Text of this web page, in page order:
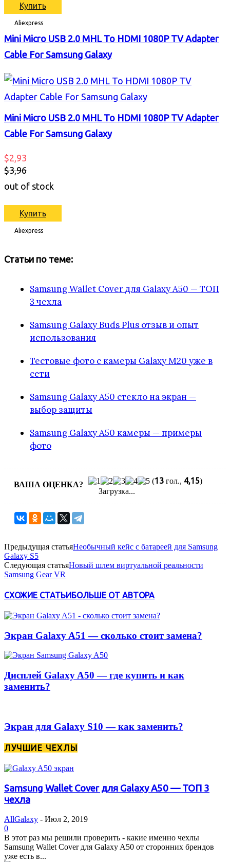
Купить
Aliexpress
Mini Micro USB 2.0 MHL To HDMI 1080P TV Adapter
Cable For Samsung Galaxy
Mini Micro USB 2.0 MHL To HDMI 1080P TV Adapter
Cable For Samsung Galaxy
$2,93
$3,96
out of stock
Купить
Aliexpress
Статьи по теме:
Samsung Wallet Cover для Galaxy A50 — ТОП
3 чехла
Samsung Galaxy Buds Plus отзыв и опыт
использования
Тестовые фото с камеры Galaxy M20 уже в
сети
Samsung Galaxy A50 стекло на экран —
выбор защиты
Samsung Galaxy A50 камеры — примеры
фото
ВАША ОЦЕНКА? (13 гол., 4,15)
Загрузка...
Предыдущая статьяНеобычный кейс с батареей для Samsung
Galaxy S5
Следующая статьяНовый шлем виртуальной реальности
Samsung Gear VR
СХОЖИЕ СТАТЬИБОЛЬШЕ ОТ АВТОРА
Экран Galaxy A51 — сколько стоит замена?
Дисплей Galaxy A50 — где купить и как
заменить?
Экран для Galaxy S10 — как заменить?
ЛУЧШИЕ ЧЕХЛЫ
Samsung Wallet Cover для Galaxy A50 — ТОП 3
чехла
AllGalaxy - Июл 2, 2019
0
В этот раз мы решили проверить - какие именно чехлы
Samsung Wallet Cover для Galaxy A50 от сторонних брендов
уже есть в...